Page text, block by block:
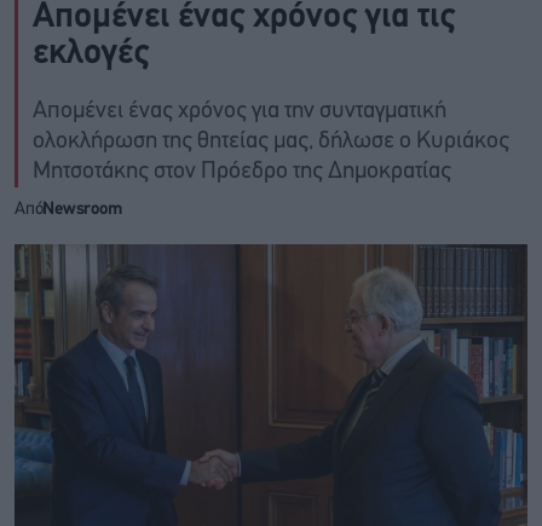
Απομένει ένας χρόνος για τις
εκλογές
Απομένει ένας χρόνος για την συνταγματική
ολοκλήρωση της θητείας μας, δήλωσε ο Κυριάκος
Μητσοτάκης στον Πρόεδρο της Δημοκρατίας
ΑπόNewsroom